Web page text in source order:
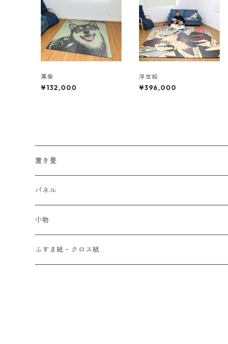
黒柴
¥132,000
浮世絵
¥396,000
置き畳
パネル
小物
ふすま紙・クロス紙